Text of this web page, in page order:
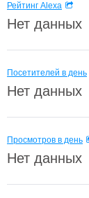
Рейтинг Alexa
Нет данных
Посетителей в день
Нет данных
Просмотров в день
Нет данных